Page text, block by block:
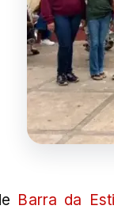
Barra da